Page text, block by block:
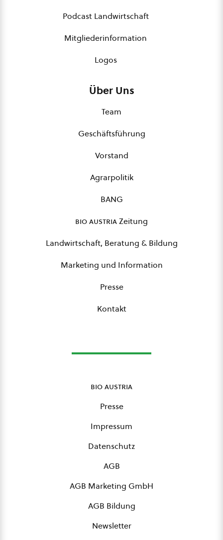
Podcast Landwirtschaft
Mitgliederinformation
Logos
Über Uns
Team
Geschäftsführung
Vorstand
Agrarpolitik
BANG
bio austriaZeitung
Landwirtschaft, Beratung & Bildung
Marketing und Information
Presse
Kontakt
bio austria
Presse
Impressum
Datenschutz
AGB
AGB Marketing GmbH
AGB Bildung
Newsletter